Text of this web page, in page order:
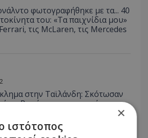
φωτογραφήθηκε με τα... 40
του: «Τα παιχνίδια μου»
τις McLaren, τις Mercedes
στην Ταϊλάνδη: Σκότωσαν
τη Ρωσία για τη μηχανή τους
×
ιστότοπος